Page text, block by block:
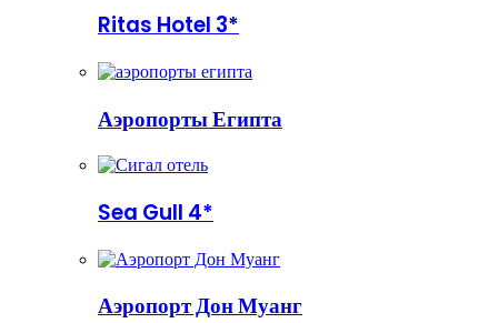
Ritas Hotel 3*
Аэропорты Египта
Sea Gull 4*
Аэропорт Дон Муанг